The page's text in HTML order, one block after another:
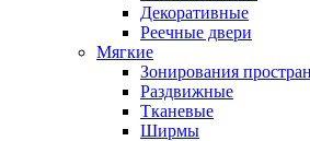
Декоративные
Реечные двери
Мягкие
Зонирования
Раздвижные
Тканевые
Ширмы